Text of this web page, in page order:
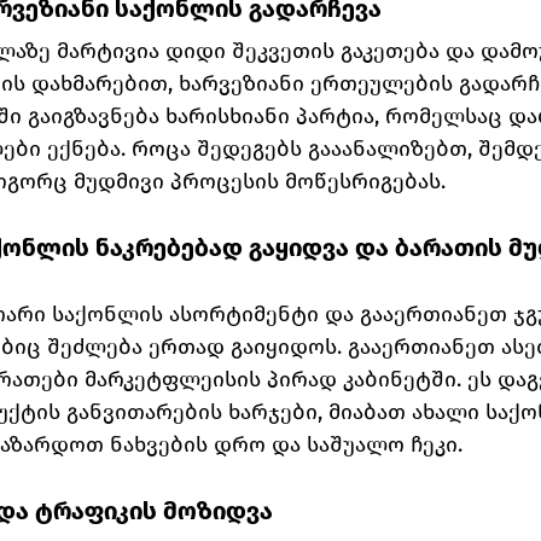
საქონლის გადარჩევა
მარტივია დიდი შეკვეთის გაკეთება და
დახმარებით, ხარვეზიანი ერთეულების
გაიგზავნება ხარისხიანი პარტია, რომელსაც
ექნება. როცა შედეგებს გააანალიზებთ,
მუდმივი პროცესის მოწესრიგებას.
ნაკრებებად გაყიდვა და ბარათის
საქონლის ასორტიმენტი და გააერთიანეთ
შეძლება ერთად გაიყიდოს. გააერთიანეთ
მარკეტფლეისის პირად კაბინეტში. ეს
განვითარების ხარჯები, მიაბათ ახალი
ნახვების დრო და საშუალო ჩეკი.
ტრაფიკის მოზიდვა